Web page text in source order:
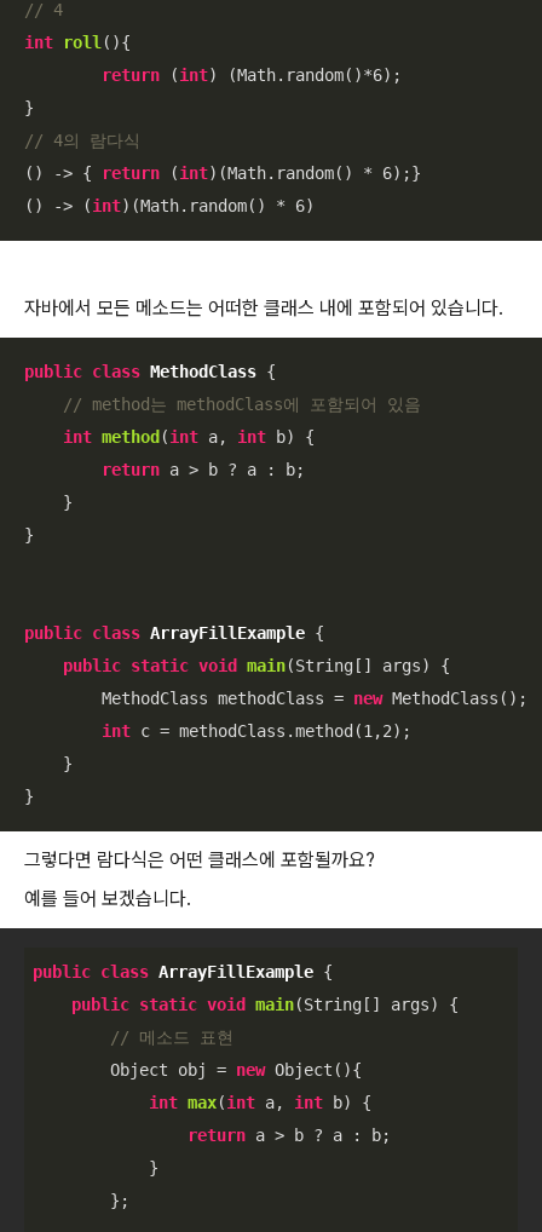
// 4
int
roll (){
return (int) (Math.random()*6);
// 4의 람다식
() -> {
return (int)(Math.random() * 6);}
() -> (int)(Math.random() * 6)
자바에서 모든 메소드는 어떠한 클래스 내에 포함되어 있습니다.
public class MethodClass {
// method는 methodClass에 포함되어 있음
int method (int a, int b)
{
return a > b ? a : b;
    }
}
public class ArrayFillExample {
public static void main(String[] args)
{
        MethodClass methodClass =
new MethodClass();
int c = methodClass.method(1 ,2);
    }
}
그렇다면 람다식은 어떤 클래스에 포함될까요?
예를 들어 보겠습니다.
public class ArrayFillExample {
public static void main(String[] args)
{
// 메소드 표현
        Object obj =
new Object(){
int max(int a, int b)
{
return a > b ? a : b;
            }
        };